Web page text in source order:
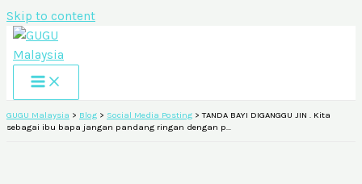
Skip to content
GUGU Malaysia > Blog > Social Media Posting >TANDA BAYI DIGANGGU JIN . Kita
sebagai ibu bapa jangan pandang ringan dengan p…